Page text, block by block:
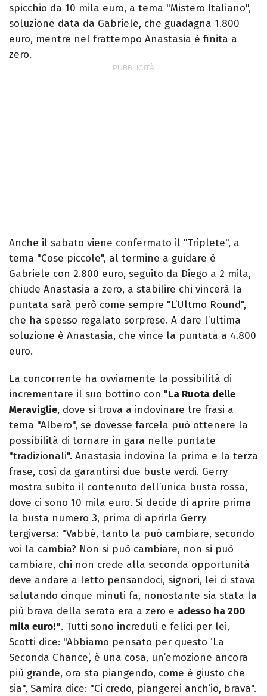
spicchio da 10 mila euro, a tema "Mistero Italiano",
soluzione data da Gabriele, che guadagna 1.800
euro, mentre nel frattempo Anastasia è finita a
zero.
Anche il sabato viene confermato il "Triplete", a
tema "Cose piccole", al termine a guidare è
Gabriele con 2.800 euro, seguito da Diego a 2 mila,
chiude Anastasia a zero, a stabilire chi vincerà la
puntata sarà però come sempre "L’Ultmo Round",
che ha spesso regalato sorprese. A dare l’ultima
soluzione è Anastasia, che vince la puntata a 4.800
euro.
La concorrente ha ovviamente la possibilità di
incrementare il suo bottino con "La Ruota delle
Meraviglie, dove si trova a indovinare tre frasi a
tema "Albero", se dovesse farcela può ottenere la
possibilità di tornare in gara nelle puntate
"tradizionali". Anastasia indovina la prima e la terza
frase, così da garantirsi due buste verdi. Gerry
mostra subito il contenuto dell’unica busta rossa,
dove ci sono 10 mila euro. Si decide di aprire prima
la busta numero 3, prima di aprirla Gerry
tergiversa: "Vabbè, tanto la può cambiare, secondo
voi la cambia? Non si può cambiare, non si può
cambiare, chi non crede alla seconda opportunità
deve andare a letto pensandoci, signori, lei ci stava
salutando cinque minuti fa, nonostante sia stata la
più brava della serata era a zero e adesso ha 200
mila euro!". Tutti sono increduli e felici per lei,
Scotti dice: "Abbiamo pensato per questo ‘La
Seconda Chance’, è una cosa, un’emozione ancora
più grande, ora sta piangendo, come è giusto che
sia", Samira dice: "Ci credo, piangerei anch’io, brava".